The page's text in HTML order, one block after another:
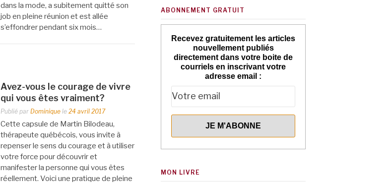
dans la mode, a subitement quitté son
job en pleine réunion et est allée
s’effondrer pendant six mois…
Avez-vous le courage de vivre
qui vous êtes vraiment?
Publié par Dominiquele 24 avril 2017
Cette capsule de Martin Bilodeau,
thérapeute québécois, vous invite à
repenser le sens du courage et à utiliser
votre force pour découvrir et
manifester la personne qui vous êtes
réellement. Voici une pratique de pleine
ABONNEMENT GRATUIT
Recevez gratuitement les articles
nouvellement publiés
directement dans votre boite de
courriels en inscrivant votre
adresse email :
MON LIVRE